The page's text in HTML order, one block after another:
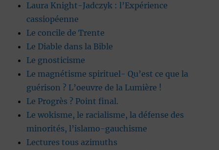
Laura Knight-Jadczyk : l’Expérience
cassiopéenne
Le concile de Trente
Le Diable dans la Bible
Le gnosticisme
Le magnétisme spirituel- Qu’est ce que la
guérison ? L’oeuvre de la Lumière !
Le Progrès ? Point final.
Le wokisme, le racialisme, la défense des
minorités, l’islamo-gauchisme
Lectures tous azimuths